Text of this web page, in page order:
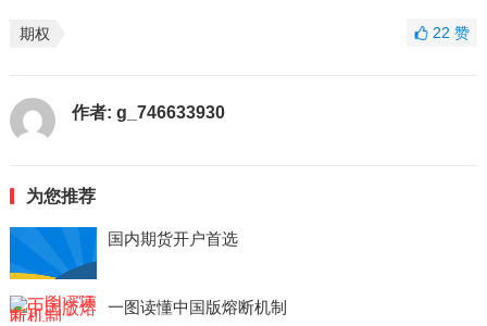
期权 22赞
作者: g_746633930
为您推荐
国内期货开户首选
一图读懂中国版熔断机制